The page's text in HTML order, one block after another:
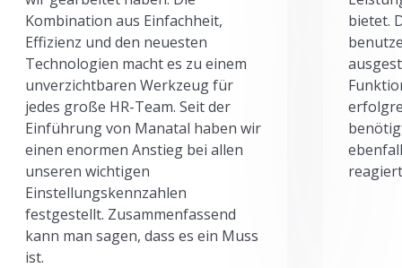
Kombination aus Einfachheit,
Effizienz und den neuesten
Technologien macht es zu einem
unverzichtbaren Werkzeug für
jedes große HR-Team. Seit der
Einführung von Manatal haben wir
einen enormen Anstieg bei allen
unseren wichtigen
Einstellungskennzahlen
festgestellt. Zusammenfassend
kann man sagen, dass es ein Muss
ist.
bietet.